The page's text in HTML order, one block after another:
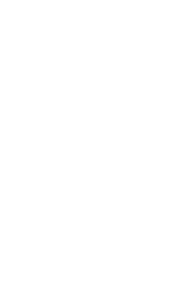
aus transparentem
Lichtverteilung und
ist.,
(DIN EN 60529): IP20